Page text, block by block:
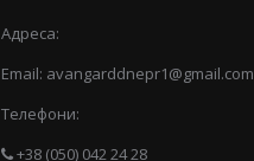
Адреса:
Email: avangarddnepr1@gmail.com
Телефони:
+38 (050) 042 24 28